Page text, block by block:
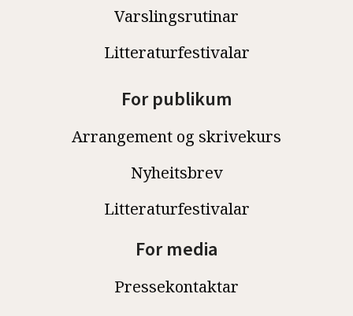
Varslingsrutinar
Litteraturfestivalar
For publikum
Arrangement og skrivekurs
Nyheitsbrev
Litteraturfestivalar
For media
Pressekontaktar